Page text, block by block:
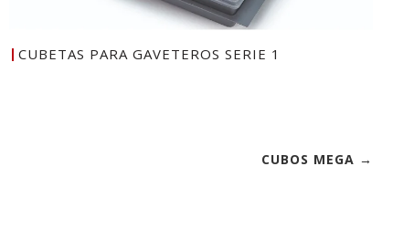
CUBETAS PARA GAVETEROS SERIE 1
CUBOS MEGA →